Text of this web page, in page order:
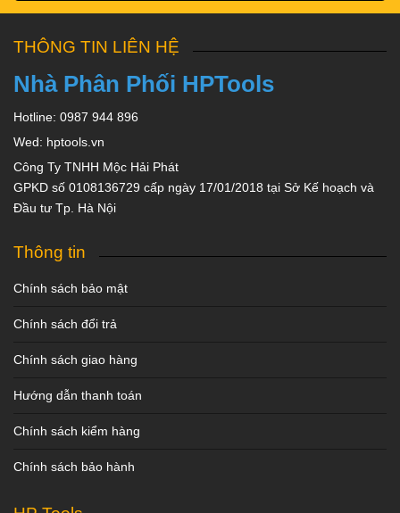
THÔNG TIN LIÊN HỆ
Nhà Phân Phối HPTools
Hotline: 0987 944 896
Wed: hptools.vn
Công Ty TNHH Mộc Hải Phát
GPKD số 0108136729 cấp ngày 17/01/2018 tại Sở Kế hoạch và
Đầu tư Tp. Hà Nội
Thông tin
Chính sách bảo mật
Chính sách đổi trả
Chính sách giao hàng
Hướng dẫn thanh toán
Chính sách kiểm hàng
Chính sách bảo hành